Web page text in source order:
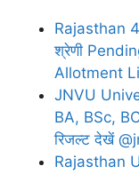
Rajasthan
श्रेणी
Allotment
JNVU
BA, BSc,
रिजल्ट देखें
Rajasthan